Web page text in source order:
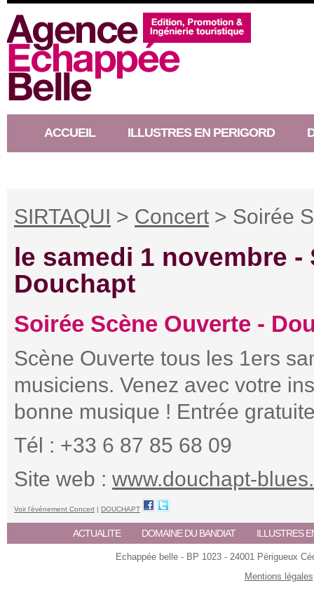
ACCUEIL ILLUSTRES EN PERIGORD
SIRTAQUI > Concert > Soirée
le samedi 1 novembre -
Douchapt
Soirée Scène Ouverte -
Scène Ouverte tous les 1ers
musiciens. Venez avec votre
bonne musique ! Entrée
Tél : +33 6 87 85 68 09
Site web : www.douchapt-
Voir l'événement Concert | DOUCHAPT
ACTUALITE DOMAINE DU BANDIAT ILLUSTRES
Echappée belle - BP 1023 - 24001 Périgueux
Mentions légales